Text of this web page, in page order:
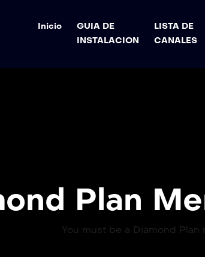
Inicio
GUIA DE
INSTALACION
LISTA DE
CANALES
Plan
You must be a Diamond